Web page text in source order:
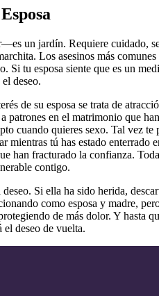
un jardín. Requiere cuidado,
Los asesinos más
Si tu esposa siente que es un
deseo.
de su esposa se trata de
patrones en el matrimonio que
cuando quieres sexo. Tal vez
mientras tú has estado
han fracturado la confianza.
contigo.
Si ella ha sido herida,
como esposa y madre,
de más dolor. Y hasta
deseo de vuelta.